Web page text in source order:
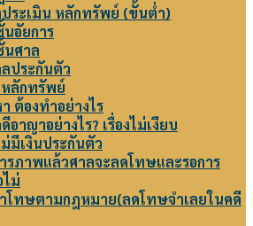
ประเมิน หลักทรัพย์ (ขั้นต่ำ)
อัยการ
นศาล
ประกันตัว
ลักทรัพย์
ต้องทำอย่างไร
อาญาอย่างไร? เรื่องไม่เงียบ
มีเงินประกันตัว
รภาพแล้วศาลจะลดโทษและรอการ
ม่
โทษตามกฎหมาย(ลดโทษจำเลยในคดี